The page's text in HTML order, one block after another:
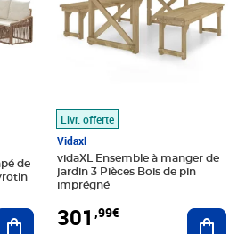
de
Ajouter au panier
Livr. offerte
Vidaxl
vidaXL Ensemble à manger de
jardin 3 Pièces Bois de pin
imprégné
301 ,99€